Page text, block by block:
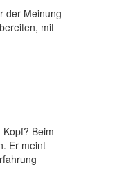
der Meinung
mit
Beim
Er meint